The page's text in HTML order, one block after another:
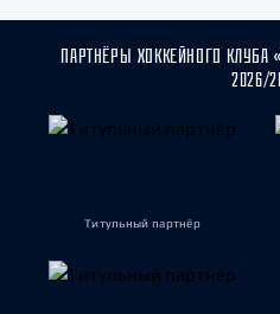
ПАРТНЁРЫ ХОККЕЙНОГО КЛУБА
2026/
Титульный партнёр